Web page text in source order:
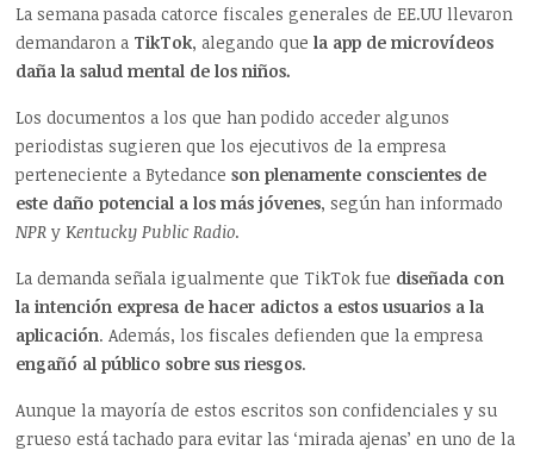
La semana pasada catorce fiscales generales de EE.UU llevaron
demandaron a TikTok, alegando quela app de microvídeos
daña la salud mental de los niños.
Los documentos a los que han podido acceder algunos
periodistas sugieren que los ejecutivos de la empresa
perteneciente a Bytedanceson plenamente conscientes de
este daño potencial a los más jóvenes, según han informado
NPR y Kentucky Public Radio.
La demanda señala igualmente que TikTok fue diseñada con
la intención expresa de hacer adictos a estos usuarios a la
aplicación. Además, los fiscales defienden que la empresa
engañó al público sobre sus riesgos.
Aunque la mayoría de estos escritos son confidenciales y su
grueso está tachado para evitar las ‘mirada ajenas’ en uno de la